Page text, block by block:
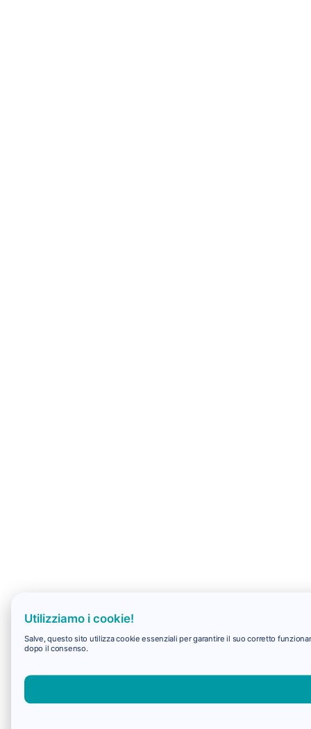
Utilizziamo i cookie!
Salve, questo sito utilizza cookie essenziali per garantire il suo corretto
dopo il consenso.